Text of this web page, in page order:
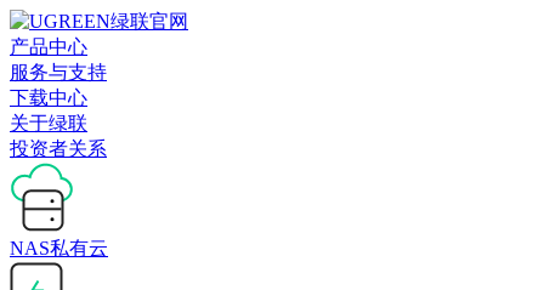
产品中心
服务与支持
下载中心
关于绿联
投资者关系
NAS私有云